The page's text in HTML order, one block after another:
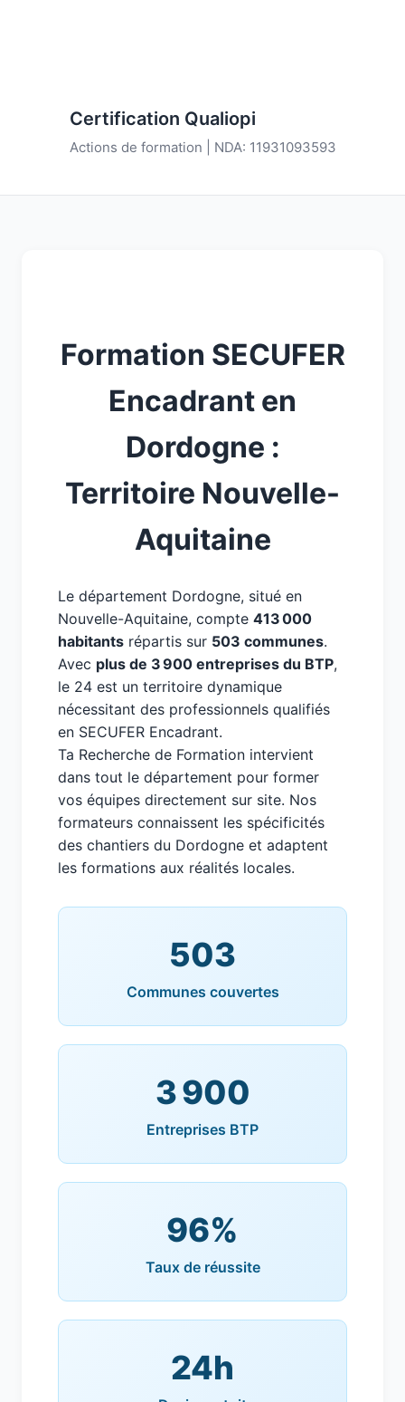
Certification Qualiopi
Actions de formation | NDA: 11931093593
Formation SECUFER
Encadrant en
Dordogne :
Territoire Nouvelle-
Aquitaine
Le département Dordogne, situé en
Nouvelle-Aquitaine, compte 413 000
habitants répartis sur 503 communes.
Avec plus de 3 900 entreprises du BTP,
le 24 est un territoire dynamique
nécessitant des professionnels qualifiés
en SECUFER Encadrant.
Ta Recherche de Formation intervient
dans tout le département pour former
vos équipes directement sur site. Nos
formateurs connaissent les spécificités
des chantiers du Dordogne et adaptent
les formations aux réalités locales.
503
Communes couvertes
3 900
Entreprises BTP
96%
Taux de réussite
24h